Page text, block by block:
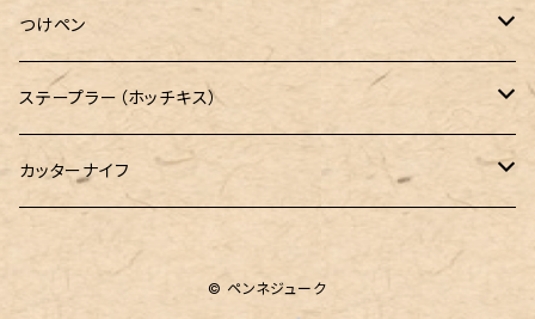
ボルトレッティ
ルビナート
つけペン
ボルトレッティ
ステープラー（ホッチキス）
エルカスコ
カッターナイフ
工房sokoharo（そこはろ）
© ペンネジューク